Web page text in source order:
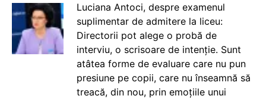
Luciana Antoci, despre examenul
suplimentar de admitere la liceu:
Directorii pot alege o probă de
interviu, o scrisoare de intenție. Sunt
atâtea forme de evaluare care nu pun
presiune pe copii, care nu înseamnă să
treacă, din nou, prin emoțiile unui